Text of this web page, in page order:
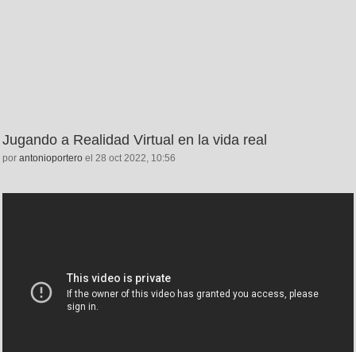
Jugando a Realidad Virtual en la vida real
por antonioportero el 28 oct 2022, 10:56